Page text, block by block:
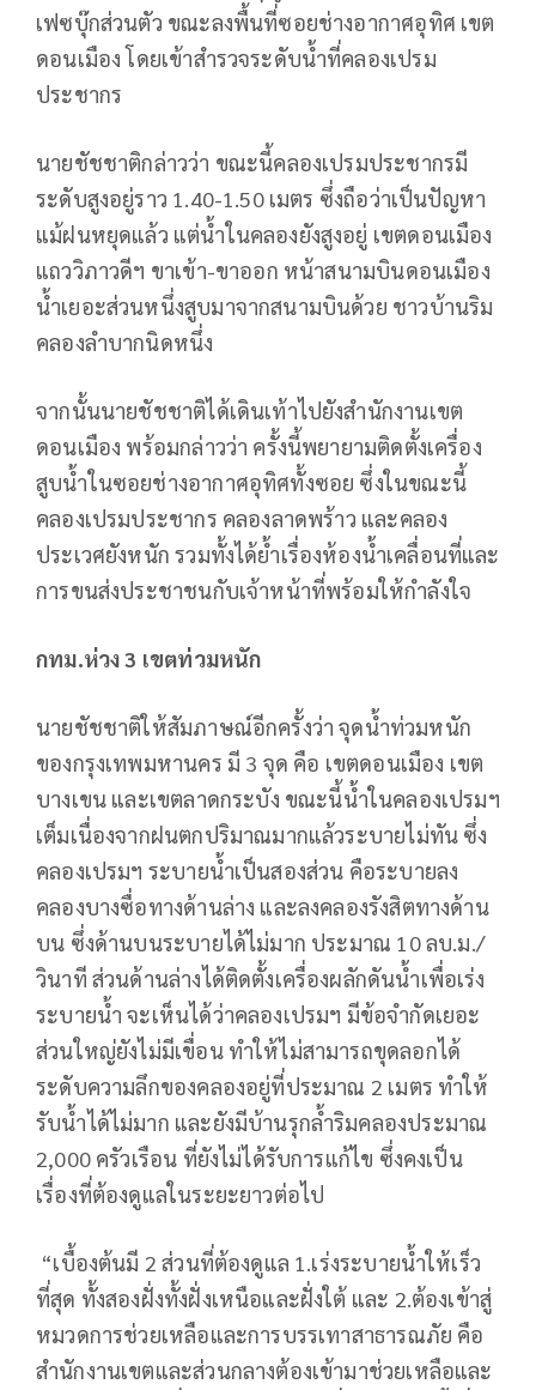
เฟซบุ๊กส่วนตัว ขณะลงพื้นที่ซอยช่างอากาศอุทิศ เขต
ดอนเมือง โดยเข้าสำรวจระดับน้ำที่คลองเปรม
ประชากร
นายชัชชาติกล่าวว่า ขณะนี้คลองเปรมประชากรมี
ระดับสูงอยู่ราว 1.40-1.50 เมตร ซึ่งถือว่าเป็นปัญหา
แม้ฝนหยุดแล้ว แต่น้ำในคลองยังสูงอยู่ เขตดอนเมือง
แถววิภาวดีฯ ขาเข้า-ขาออก หน้าสนามบินดอนเมือง
น้ำเยอะส่วนหนึ่งสูบมาจากสนามบินด้วย ชาวบ้านริม
คลองลำบากนิดหนึ่ง
จากนั้นนายชัชชาติได้เดินเท้าไปยังสำนักงานเขต
ดอนเมือง พร้อมกล่าวว่า ครั้งนี้พยายามติดตั้งเครื่อง
สูบน้ำในซอยช่างอากาศอุทิศทั้งซอย ซึ่งในขณะนี้
คลองเปรมประชากร คลองลาดพร้าว และคลอง
ประเวศยังหนัก รวมทั้งได้ย้ำเรื่องห้องน้ำเคลื่อนที่และ
การขนส่งประชาชนกับเจ้าหน้าที่พร้อมให้กำลังใจ
กทม.ห่วง 3 เขตท่วมหนัก
นายชัชชาติให้สัมภาษณ์อีกครั้งว่า จุดน้ำท่วมหนัก
ของกรุงเทพมหานคร มี 3 จุด คือ เขตดอนเมือง เขต
บางเขน และเขตลาดกระบัง ขณะนี้น้ำในคลองเปรมฯ
เต็มเนื่องจากฝนตกปริมาณมากแล้วระบายไม่ทัน ซึ่ง
คลองเปรมฯ ระบายน้ำเป็นสองส่วน คือระบายลง
คลองบางซื่อทางด้านล่าง และลงคลองรังสิตทางด้าน
บน ซึ่งด้านบนระบายได้ไม่มาก ประมาณ 10 ลบ.ม./
วินาที ส่วนด้านล่างได้ติดตั้งเครื่องผลักดันน้ำเพื่อเร่ง
ระบายน้ำ จะเห็นได้ว่าคลองเปรมฯ มีข้อจำกัดเยอะ
ส่วนใหญ่ยังไม่มีเขื่อน ทำให้ไม่สามารถขุดลอกได้
ระดับความลึกของคลองอยู่ที่ประมาณ 2 เมตร ทำให้
รับน้ำได้ไม่มาก และยังมีบ้านรุกล้ำริมคลองประมาณ
2,000 ครัวเรือน ที่ยังไม่ได้รับการแก้ไข ซึ่งคงเป็น
เรื่องที่ต้องดูแลในระยะยาวต่อไป
“เบื้องต้นมี 2 ส่วนที่ต้องดูแล 1.เร่งระบายน้ำให้เร็ว
ที่สุด ทั้งสองฝั่งทั้งฝั่งเหนือและฝั่งใต้ และ 2.ต้องเข้าสู่
หมวดการช่วยเหลือและการบรรเทาสาธารณภัย คือ
สำนักงานเขตและส่วนกลางต้องเข้ามาช่วยเหลือและ